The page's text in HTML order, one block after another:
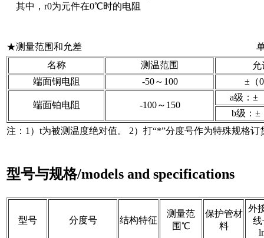
其中，r0为元件在0℃时的电阻
★测量范围和允差 单位：
名称
测温范围
端面铜电阻
-50～100 ±（
端面铂电阻 -100～150
a级：±
b级：±
注：1）t为被测温度绝对值。 2）打“*”分度号作为特殊规格订
型号与规格/models and specifications
型号 分度号 结构特征
测量范
围℃
保护管材
料
外
线